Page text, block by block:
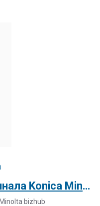
OC-504 Крышка оригинала Konica Minolta bizhub 162/210/163/211
bizhub